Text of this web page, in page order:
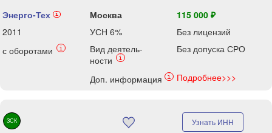
Энерго-Тех i Москва
115 000 ₽
2011
УСН 6%
Без лицензий
с оборотами
i
Вид деятель-
ности
i
Без допуска СРО
Доп. информация i Подробнее>>>
ЗСК Узнать ИНН